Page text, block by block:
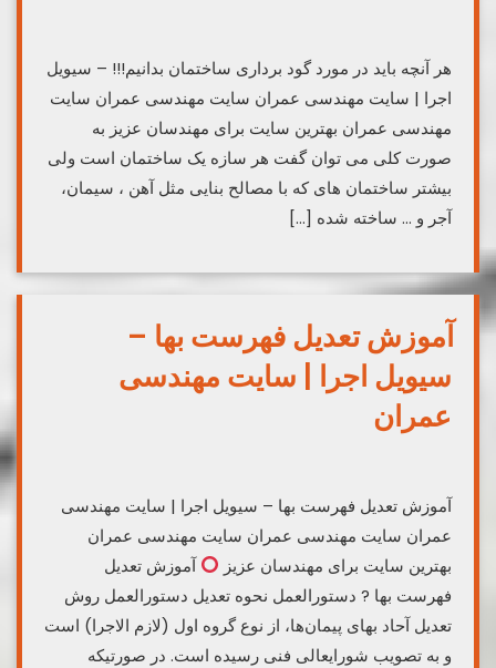
هر آنچه باید در مورد گود برداری ساختمان بدانیم!!! – سیویل
اجرا | سایت مهندسی عمران سایت مهندسی عمران سایت
مهندسی عمران بهترین سایت برای مهندسان عزیز به
صورت کلی می توان گفت هر سازه یک ساختمان است ولی
بیشتر ساختمان های که با مصالح بنایی مثل آهن ، سیمان،
آجر و … ساخته شده […]
آموزش تعدیل فهرست بها –
سیویل اجرا | سایت مهندسی
عمران
آموزش تعدیل فهرست بها – سیویل اجرا | سایت مهندسی
عمران سایت مهندسی عمران سایت مهندسی عمران
بهترین سایت برای مهندسان عزیز
آموزش تعدیل
فهرست بها ? دستورالعمل نحوه تعدیل دستورالعمل روش
تعدیل آحاد بهای پیمان‌ها، از نوع گروه اول (لازم الاجرا) است
و به تصویب شورایعالی فنی رسیده است. در صورتیکه